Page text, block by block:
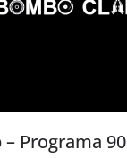
Programa 90